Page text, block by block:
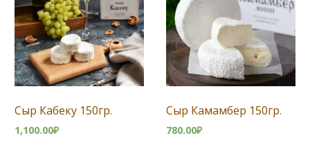
Сыр Кабеку 150гр.
1,100.00₽
Сыр Камамбер 150гр.
780.00₽